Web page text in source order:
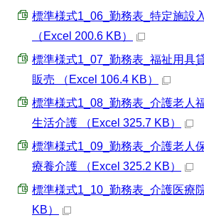
標準様式1_06_勤務表_特定施設
（Excel 200.6 KB）
標準様式1_07_勤務表_福祉用具
販売 （Excel 106.4 KB）
標準様式1_08_勤務表_介護老人
生活介護 （Excel 325.7 KB）
標準様式1_09_勤務表_介護老人
療養介護 （Excel 325.2 KB）
標準様式1_10_勤務表_介護医療
KB）